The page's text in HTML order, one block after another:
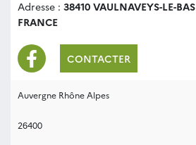
Adresse : 38410 VAULNAVEYS-LE-BAS
FRANCE
CONTACTER
Auvergne Rhône Alpes
26400